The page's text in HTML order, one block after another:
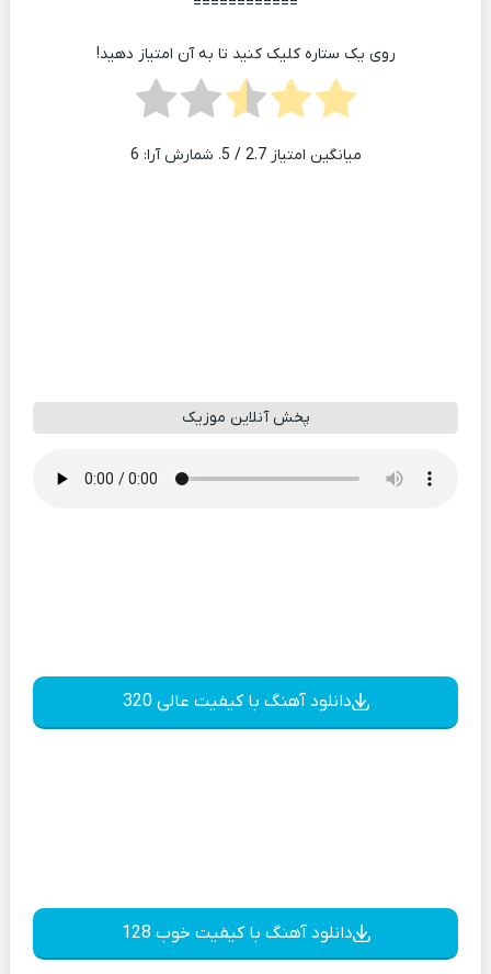
روی یک ستاره کلیک کنید تا به آن امتیاز دهید!
میانگین امتیاز2.7 / 5. شمارش آرا: 6
پخش آنلاین موزیک
دانلود آهنگ با کیفیت عالی 320
دانلود آهنگ با کیفیت خوب 128